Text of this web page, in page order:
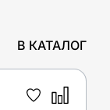
В КАТАЛОГ